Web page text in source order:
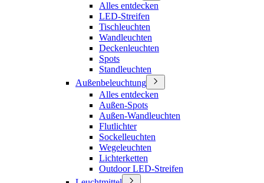
Alles entdecken
LED-Streifen
Tischleuchten
Wandleuchten
Deckenleuchten
Spots
Standleuchten
Außenbeleuchtung
Alles entdecken
Außen-Spots
Außen-Wandleuchten
Flutlichter
Sockelleuchten
Wegeleuchten
Lichterketten
Outdoor LED-Streifen